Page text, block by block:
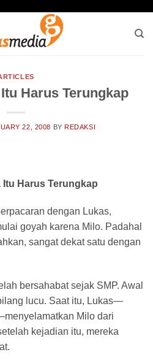
Harus Terungkap
22, 2008 BY REDAKSI
Itu Harus Terungkap
dengan Lukas,
goyah karena Milo. Padahal
sangat dekat satu dengan
bersahabat sejak SMP. Awal
lucu. Saat itu, Lukas—
Milo dari
kejadian itu, mereka